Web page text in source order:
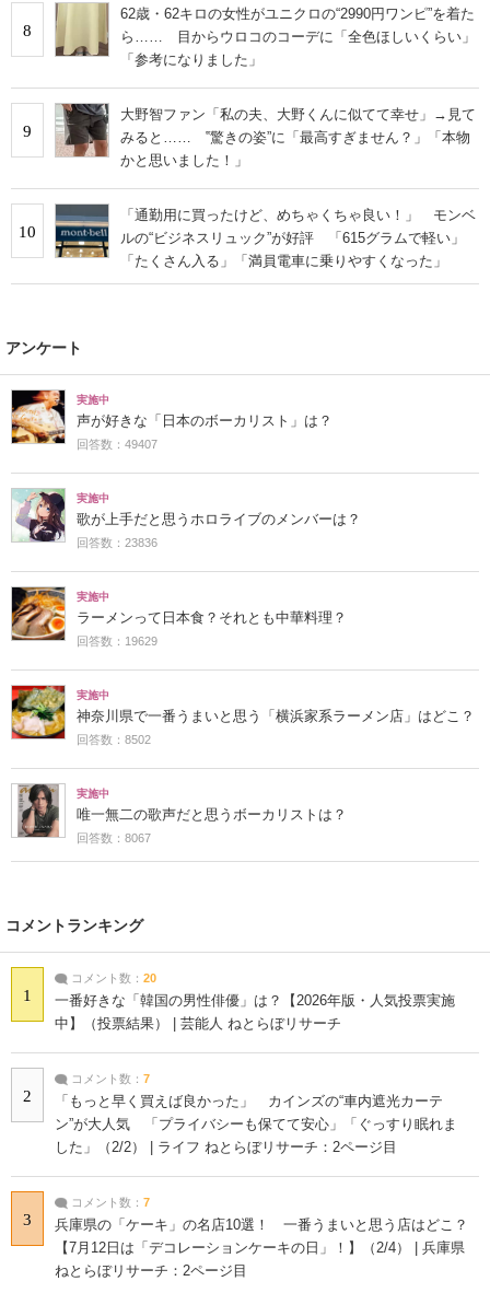
8
62歳・62キロの女性がユニクロの“2990円ワンピ”を着た
ら…… 目からウロコのコーデに「全色ほしいくらい」
「参考になりました」
9
大野智ファン「私の夫、大野くんに似てて幸せ」→見て
みると…… ‟驚きの姿”に「最高すぎません？」「本物
かと思いました！」
10
「通勤用に買ったけど、めちゃくちゃ良い！」 モンベ
ルの“ビジネスリュック”が好評 「615グラムで軽い」
「たくさん入る」「満員電車に乗りやすくなった」
アンケート
実施中
声が好きな「日本のボーカリスト」は？
回答数：49407
実施中
歌が上手だと思うホロライブのメンバーは？
回答数：23836
実施中
ラーメンって日本食？それとも中華料理？
回答数：19629
実施中
神奈川県で一番うまいと思う「横浜家系ラーメン店」はどこ？
回答数：8502
実施中
唯一無二の歌声だと思うボーカリストは？
回答数：8067
コメントランキング
1
コメント数： 20
一番好きな「韓国の男性俳優」は？【2026年版・人気投票実施
中】（投票結果） | 芸能人 ねとらぼリサーチ
2
コメント数： 7
「もっと早く買えば良かった」 カインズの“車内遮光カーテ
ン”が大人気 「プライバシーも保てて安心」「ぐっすり眠れま
した」（2/2） | ライフ ねとらぼリサーチ：2ページ目
3
コメント数： 7
兵庫県の「ケーキ」の名店10選！ 一番うまいと思う店はどこ？
【7月12日は「デコレーションケーキの日」！】（2/4） | 兵庫県
ねとらぼリサーチ：2ページ目